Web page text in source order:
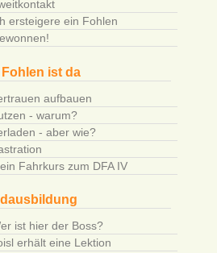
ersteigere ein Fohlen
Fohlen ist da
aufbauen
- warum?
- aber wie?
Fahrkurs zum DFA IV
ist hier der Boss?
erhält eine Lektion